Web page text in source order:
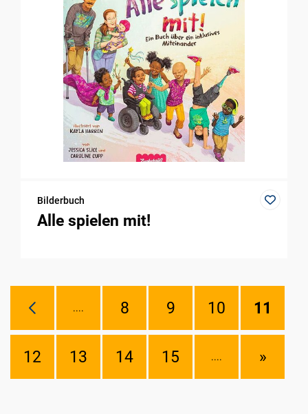
Bilderbuch
Alle spielen mit!
.... 8 9 10 11
12 13 14 15 .... »